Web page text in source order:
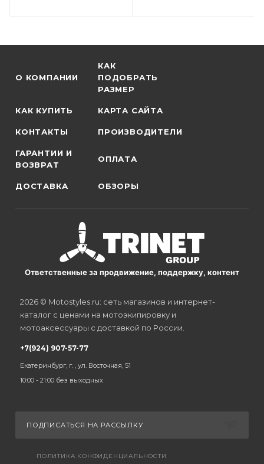
О КОМПАНИИ
КАК
ПОДОБРАТЬ
РАЗМЕР
КАК КУПИТЬ КАРТА САЙТА
КОНТАКТЫ ПРОИЗВОДИТЕЛИ
ГАРАНТИИ И
ВОЗВРАТ
ОПЛАТА
ДОСТАВКА ОБЗОРЫ
Ответственные за продвижение, поддержку, контент
2026 © Motostyles.ru: сеть магазинов и интернет-
каталог с ценами на мотоэкипировку и
мотоаксессуары с доставкой по России.
+7(924) 907-57-77
Екатеринбург, г. , ул. Восточная, 51
10:00 - 21:00 без выходных
ПОДПИСАТЬСЯ НА РАССЫЛКУ
ПОЛИТИКА КОНФИДЕНЦИАЛЬНОСТИ